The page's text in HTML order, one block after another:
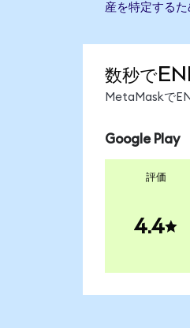
産を特定するた
数秒で
MetaMaskで
Google Play
評価
4.4